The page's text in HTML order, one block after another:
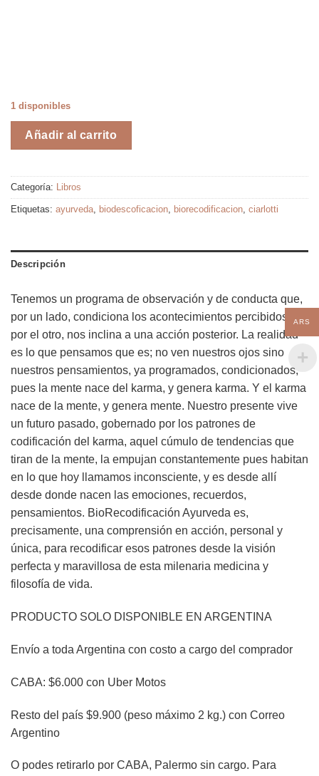
1 disponibles
Añadir al carrito
Categoría: Libros
Etiquetas: ayurveda biodescoficacion biorecodificacion ciarlotti
Descripción
Tenemos un programa de observación y de conducta que,
por un lado, condiciona los acontecimientos percibidos y,
por el otro, nos inclina a una acción posterior. La realidad
es lo que pensamos que es; no ven nuestros ojos sino
nuestros pensamientos, ya programados, condicionados,
pues la mente nace del karma, y genera karma. Y el karma
nace de la mente, y genera mente. Nuestro presente vive
un futuro pasado, gobernado por los patrones de
codificación del karma, aquel cúmulo de tendencias que
tiran de la mente, la empujan constantemente pues habitan
en lo que hoy llamamos inconsciente, y es desde allí
desde donde nacen las emociones, recuerdos,
pensamientos. BioRecodificación Ayurveda es,
precisamente, una comprensión en acción, personal y
única, para recodificar esos patrones desde la visión
perfecta y maravillosa de esta milenaria medicina y
filosofía de vida.
PRODUCTO SOLO DISPONIBLE EN ARGENTINA
Envío a toda Argentina con costo a cargo del comprador
CABA: $6.000 con Uber Motos
Resto del país $9.900 (peso máximo 2 kg.) con Correo
Argentino
O podes retirarlo por CABA, Palermo sin cargo. Para
ARS